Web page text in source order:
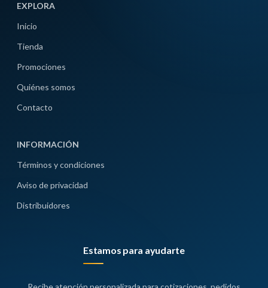
EXPLORA
Inicio
Tienda
Promociones
Quiénes somos
Contacto
INFORMACIÓN
Términos y condiciones
Aviso de privacidad
Distribuidores
Estamos para ayudarte